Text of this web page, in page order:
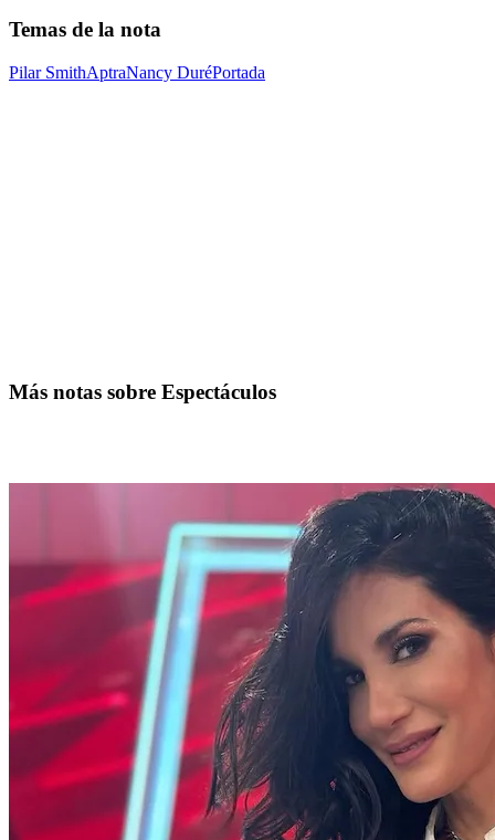
Temas de la nota
Pilar SmithAptraNancy DuréPortada
Más notas sobre Espectáculos